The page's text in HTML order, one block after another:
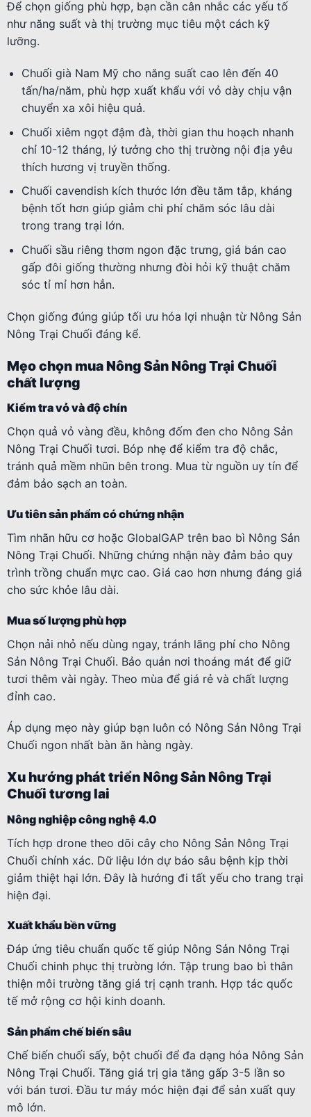
Để chọn giống phù hợp, bạn cần cân nhắc các yếu tố
như năng suất và thị trường mục tiêu một cách kỹ
lưỡng.
Chuối già Nam Mỹ cho năng suất cao lên đến 40
tấn/ha/năm, phù hợp xuất khẩu với vỏ dày chịu vận
chuyển xa xôi hiệu quả.
Chuối xiêm ngọt đậm đà, thời gian thu hoạch nhanh
chỉ 10-12 tháng, lý tưởng cho thị trường nội địa yêu
thích hương vị truyền thống.
Chuối cavendish kích thước lớn đều tăm tắp, kháng
bệnh tốt hơn giúp giảm chi phí chăm sóc lâu dài
trong trang trại lớn.
Chuối sầu riêng thơm ngon đặc trưng, giá bán cao
gấp đôi giống thường nhưng đòi hỏi kỹ thuật chăm
sóc tỉ mỉ hơn hẳn.
Chọn giống đúng giúp tối ưu hóa lợi nhuận từ Nông Sản
Nông Trại Chuối đáng kể.
Mẹo chọn mua Nông Sản Nông Trại Chuối
chất lượng
Kiểm tra vỏ và độ chín
Chọn quả vỏ vàng đều, không đốm đen cho Nông Sản
Nông Trại Chuối tươi. Bóp nhẹ để kiểm tra độ chắc,
tránh quả mềm nhũn bên trong. Mua từ nguồn uy tín để
đảm bảo sạch an toàn.
Ưu tiên sản phẩm có chứng nhận
Tìm nhãn hữu cơ hoặc GlobalGAP trên bao bì Nông Sản
Nông Trại Chuối. Những chứng nhận này đảm bảo quy
trình trồng chuẩn mực cao. Giá cao hơn nhưng đáng giá
cho sức khỏe lâu dài.
Mua số lượng phù hợp
Chọn nải nhỏ nếu dùng ngay, tránh lãng phí cho Nông
Sản Nông Trại Chuối. Bảo quản nơi thoáng mát để giữ
tươi thêm vài ngày. Theo mùa để giá rẻ và chất lượng
đỉnh cao.
Áp dụng mẹo này giúp bạn luôn có Nông Sản Nông Trại
Chuối ngon nhất bàn ăn hàng ngày.
Xu hướng phát triển Nông Sản Nông Trại
Chuối tương lai
Nông nghiệp công nghệ 4.0
Tích hợp drone theo dõi cây cho Nông Sản Nông Trại
Chuối chính xác. Dữ liệu lớn dự báo sâu bệnh kịp thời
giảm thiệt hại lớn. Đây là hướng đi tất yếu cho trang trại
hiện đại.
Xuất khẩu bền vững
Đáp ứng tiêu chuẩn quốc tế giúp Nông Sản Nông Trại
Chuối chinh phục thị trường lớn. Tập trung bao bì thân
thiện môi trường tăng giá trị cạnh tranh. Hợp tác quốc
tế mở rộng cơ hội kinh doanh.
Sản phẩm chế biến sâu
Chế biến chuối sấy, bột chuối để đa dạng hóa Nông Sản
Nông Trại Chuối. Tăng giá trị gia tăng gấp 3-5 lần so
với bán tươi. Đầu tư máy móc hiện đại để sản xuất quy
mô lớn.